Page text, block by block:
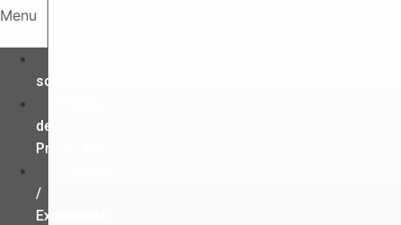
Ir
o
conteúdo
Menu
somos
de
Privacidade
/
Expediente